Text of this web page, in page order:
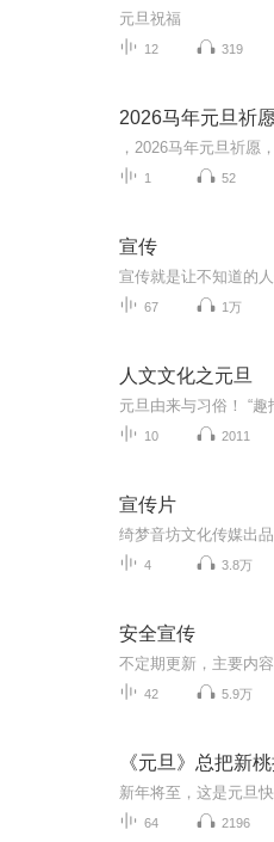
元旦祝福
12 319
2026马年元旦祈愿
1 52
宣传
67 1万
人文文化之元旦
10 2011
宣传片
绮梦音坊文化传媒出品
4 3.8万
安全宣传
42 5.9万
《元旦》总把新
新年将至，这是元旦
64 2196